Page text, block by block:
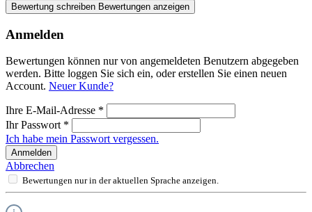
Bewertung schreiben Bewertungen anzeigen
Anmelden
Bewertungen können nur von angemeldeten Benutzern abgegeben
werden. Bitte loggen Sie sich ein, oder erstellen Sie einen neuen
Account. Neuer Kunde?
Ihre E-Mail-Adresse *
Ihr Passwort *
Ich habe mein Passwort vergessen.
Anmelden
Abbrechen
Bewertungen nur in der aktuellen Sprache anzeigen.